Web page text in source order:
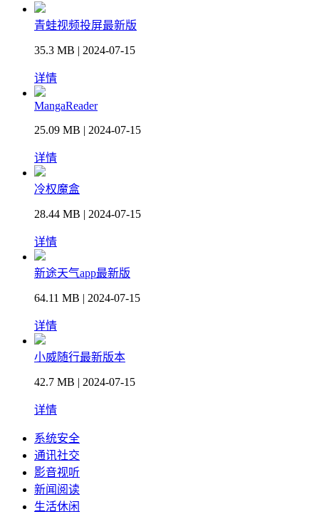
青蛙视频投屏最新版
35.3 MB | 2024-07-15
详情
MangaReader
25.09 MB | 2024-07-15
详情
冷权魔盒
28.44 MB | 2024-07-15
详情
新途天气app最新版
64.11 MB | 2024-07-15
详情
小威随行最新版本
42.7 MB | 2024-07-15
详情
系统安全
通讯社交
影音视听
新闻阅读
生活休闲